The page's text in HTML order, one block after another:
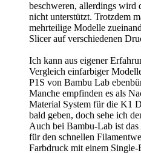
beschweren, allerdings wird
nicht unterstützt. Trotzdem
mehrteilige Modelle
Slicer auf verschiedenen
Ich kann aus eigener
Vergleich einfarbiger
P1S von Bambu Lab
Manche empfinden es als
Material System für die K1
bald geben, doch sehe ich
Auch bei Bambu-Lab ist
für den schnellen
Farbdruck mit einem Single-